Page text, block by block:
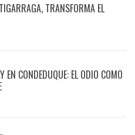
TRANSFORMA EL
EN CONDEDUQUE: EL ODIO COMO